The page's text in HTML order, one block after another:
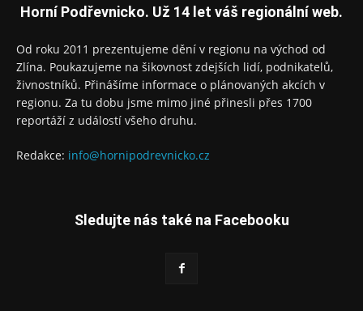
Horní Podřevnicko. Už 14 let váš regionální web.
Od roku 2011 prezentujeme dění v regionu na východ od
Zlína. Poukazujeme na šikovnost zdejších lidí, podnikatelů,
živnostníků. Přinášíme informace o plánovaných akcích v
regionu. Za tu dobu jsme mimo jiné přinesli přes 1700
reportáží z událostí všeho druhu.
Redakce: info@hornipodrevnicko.cz
Sledujte nás také na Facebooku